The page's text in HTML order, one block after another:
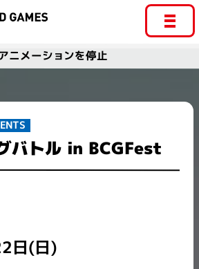
ニメーションを停止
バトル in BCGFest
日(日)